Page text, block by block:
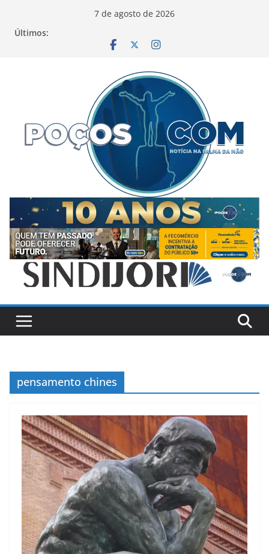
7 de agosto de 2026
Últimos:
pensamento chines